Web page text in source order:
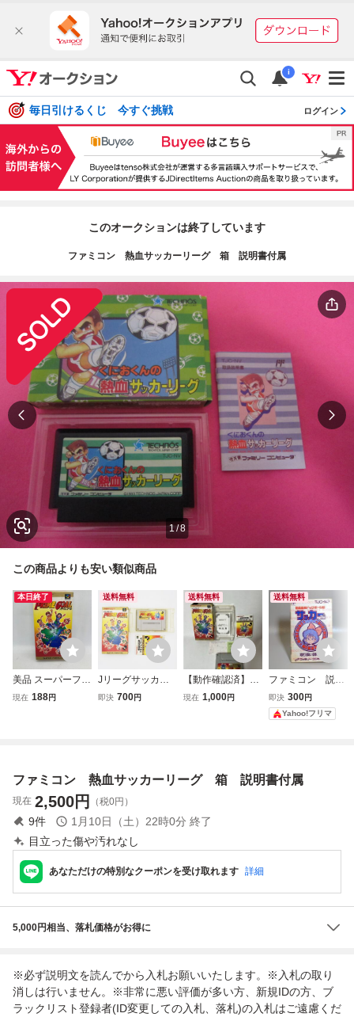
i
毎日引けるくじ 今すぐ挑戦 ログイン
このオークションは終了しています
ファミコン 熱血サッカーリーグ 箱 説明書付属
1/8
この商品よりも安い類似商品
本日終了
美品 スーパーファ
ミコン SFC プラ
現在 188円
送料無料
Jリーグサッカー
プライムゴール
即決 700円
送料無料
【動作確認済】SF
C Jリーグサッカ
現在 1,000円
送料無料
ファミコン 説明
書 熱血高校ドッ
ジボール部 サッカ
ー編
即決 300円
Yahoo!フリマ
ファミコン 熱血サッカーリーグ 箱 説明書付属
現在 2,500円 （税0円）
9件 1月10日（土）22時0分 終了
目立った傷や汚れなし
あなただけの特別なクーポンを受け取れます 詳細
5,000円相当、落札価格がお得に
※必ず説明文を読んでから入札お願いいたします。※入札の取り
消しは行いません。※非常に悪い評価が多い方、新規IDの方、ブ
ラックリスト登録者(ID変更しての入札、落札)の入札はご遠慮くだ